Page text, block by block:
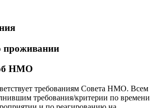
НМО
требованиям Совета НМО. Всем
требования/критерии по времени